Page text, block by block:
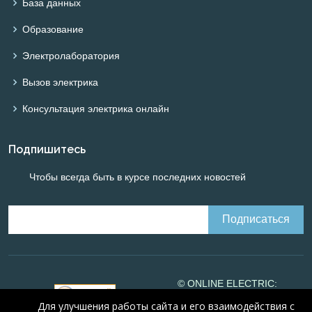
База данных
Образование
Электролаборатория
Вызов электрика
Консультация электрика онлайн
Подпишитесь
Чтобы всегда быть в курсе последних новостей
© ONLINE ELECTRIC:
Для улучшения работы сайта и его взаимодействия с